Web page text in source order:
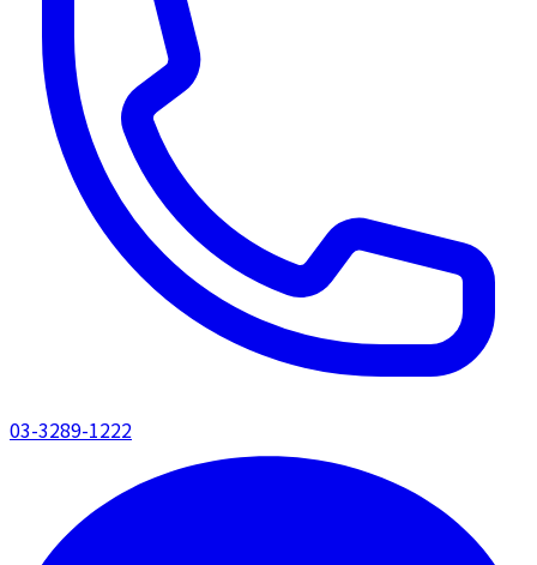
03-3289-1222